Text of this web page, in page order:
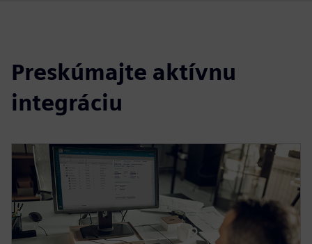
Preskúmajte aktívnu
integráciu